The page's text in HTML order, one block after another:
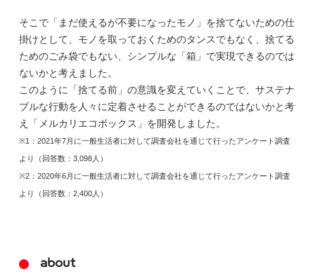
そこで「まだ使えるが不要になったモノ」を捨てないための仕
掛けとして、モノを取っておくためのタンスでもなく、捨てる
ためのごみ袋でもない、シンプルな「箱」で実現できるのでは
ないかと考えました。
このように「捨てる前」の意識を変えていくことで、サステナ
ブルな行動を人々に定着させることができるのではないかと考
え「メルカリエコボックス」を開発しました。
※1：2021年7月に一般生活者に対して調査会社を通じて行ったアンケート調査
より（回答数：3,098人）
※2：2020年6月に一般生活者に対して調査会社を通じて行ったアンケート調査
より（回答数：2,400人）
about